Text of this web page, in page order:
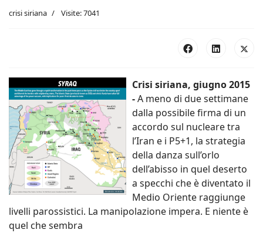
crisi siriana Visite: 7041
Crisi siriana, giugno 2015
-A meno di due settimane
dalla possibile firma di un
accordo sul nucleare tra
l’Iran e i P5+1, la strategia
della danza sull’orlo
dell’abisso in quel deserto
a specchi che è diventato il
Medio Oriente raggiunge
livelli parossistici. La manipolazione impera. E niente è
quel che sembra